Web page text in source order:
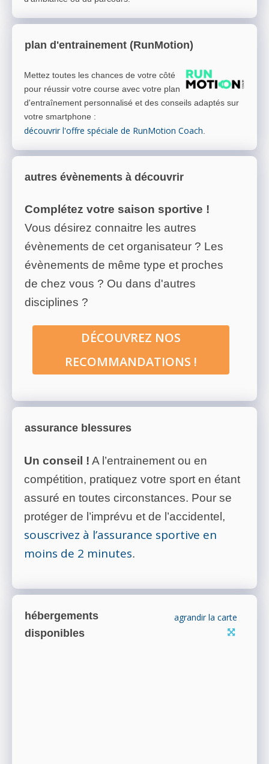
plan d'entrainement (RunMotion)
Mettez toutes les chances de votre côté
pour réussir votre course avec votre plan
d'entraînement personnalisé et des conseils adaptés sur
votre smartphone :
découvrir l'offre spéciale de RunMotion Coach.
autres évènements à découvrir
Complétez votre saison sportive !
Vous désirez connaitre les autres
évènements de cet organisateur ? Les
évènements de même type et proches
de chez vous ? Ou dans d'autres
disciplines ?
DÉCOUVREZ NOS
RECOMMANDATIONS !
assurance blessures
Un conseil ! A l’entrainement ou en
compétition, pratiquez votre sport en étant
assuré en toutes circonstances. Pour se
protéger de l’imprévu et de l’accidentel,
souscrivez à l’assurance sportive en
moins de 2 minutes.
hébergements
disponibles
agrandir la carte